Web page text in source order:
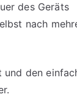
des Geräts
nach
und den